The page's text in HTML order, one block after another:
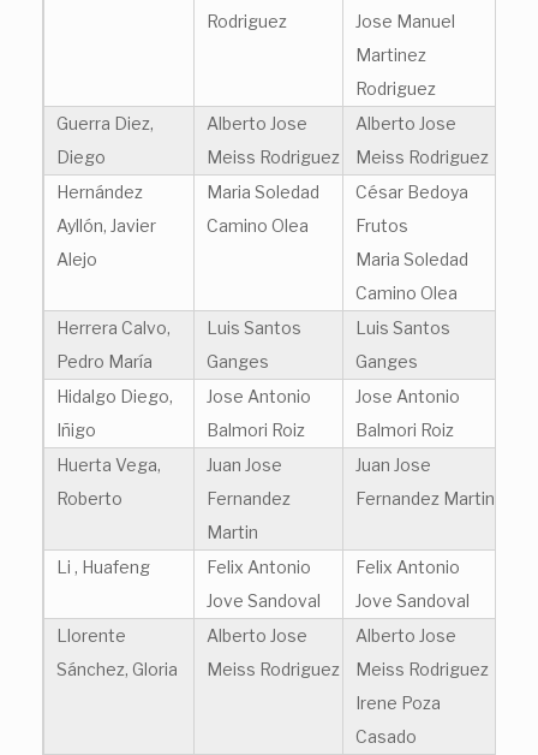
Rodriguez
Jose Manuel
Martinez
Rodriguez
Guerra Diez,
Diego
Alberto Jose
Meiss Rodriguez
Alberto Jose
Meiss Rodriguez
Hernández
Ayllón, Javier
Alejo
Maria Soledad
Camino Olea
César Bedoya
Frutos
Maria Soledad
Camino Olea
Herrera Calvo,
Pedro María
Luis Santos
Ganges
Luis Santos
Ganges
Hidalgo Diego,
Iñigo
Jose Antonio
Balmori Roiz
Jose Antonio
Balmori Roiz
Huerta Vega,
Roberto
Juan Jose
Fernandez
Martin
Juan Jose
Fernandez Martin
Li , Huafeng
Felix Antonio
Jove Sandoval
Felix Antonio
Jove Sandoval
Llorente
Sánchez, Gloria
Alberto Jose
Meiss Rodriguez
Alberto Jose
Meiss Rodriguez
Irene Poza
Casado